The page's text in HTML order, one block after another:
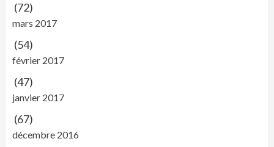
(72)
mars 2017
(54)
février 2017
(47)
janvier 2017
(67)
décembre 2016